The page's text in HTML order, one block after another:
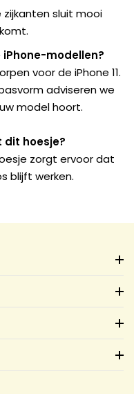
sluit mooi
modellen?
voor de iPhone 11.
adviseren we
model hoort.
hoesje?
zorgt ervoor dat
blijft werken.